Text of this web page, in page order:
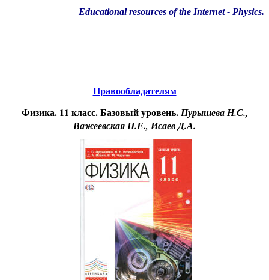
Educational resources of the Internet- Physics.
Правообладателям
Физика. 11 класс. Базовый уровень.Пурышева Н.С.,
Важеевская Н.Е., Исаев Д.А.